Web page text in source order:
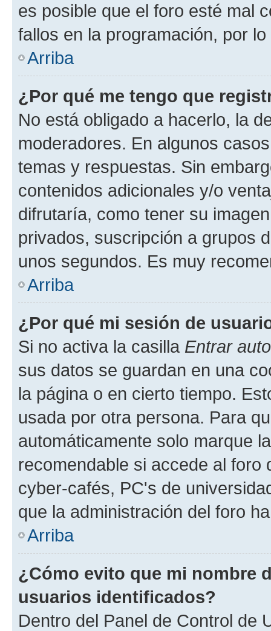
es posible que el foro esté mal
fallos en la programación, por
Arriba
¿Por qué me tengo que
No está obligado a hacerlo, la
moderadores. En algunos
temas y respuestas. Sin
contenidos adicionales y/o
difrutaría, como tener su
privados, suscripción a grupos
unos segundos. Es muy
Arriba
¿Por qué mi sesión de
Si no activa la casilla Entrar
sus datos se guardan en una
la página o en cierto tiempo.
usada por otra persona. Para
automáticamente solo marque
recomendable si accede al foro
cyber-cafés, PC's de
que la administración del foro
Arriba
¿Cómo evito que mi nombre
usuarios identificados?
Dentro del Panel de Control de